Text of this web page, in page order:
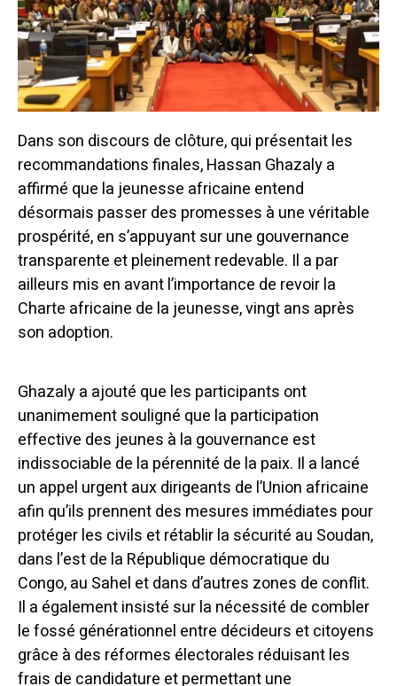
Dans son discours de clôture, qui présentait les
recommandations finales, Hassan Ghazaly a
affirmé que la jeunesse africaine entend
désormais passer des promesses à une véritable
prospérité, en s’appuyant sur une gouvernance
transparente et pleinement redevable. Il a par
ailleurs mis en avant l’importance de revoir la
Charte africaine de la jeunesse, vingt ans après
son adoption.
Ghazaly a ajouté que les participants ont
unanimement souligné que la participation
effective des jeunes à la gouvernance est
indissociable de la pérennité de la paix. Il a lancé
un appel urgent aux dirigeants de l’Union africaine
afin qu’ils prennent des mesures immédiates pour
protéger les civils et rétablir la sécurité au Soudan,
dans l’est de la République démocratique du
Congo, au Sahel et dans d’autres zones de conflit.
Il a également insisté sur la nécessité de combler
le fossé générationnel entre décideurs et citoyens
grâce à des réformes électorales réduisant les
frais de candidature et permettant une